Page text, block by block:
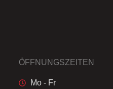
ÖFFNUNGSZEITEN
Mo - Fr